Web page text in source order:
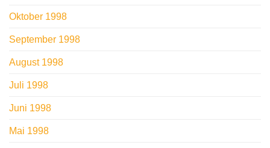
Oktober 1998
September 1998
August 1998
Juli 1998
Juni 1998
Mai 1998